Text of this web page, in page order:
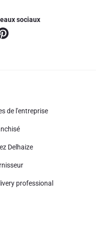
sociaux
de l'entreprise
Delhaize
professional